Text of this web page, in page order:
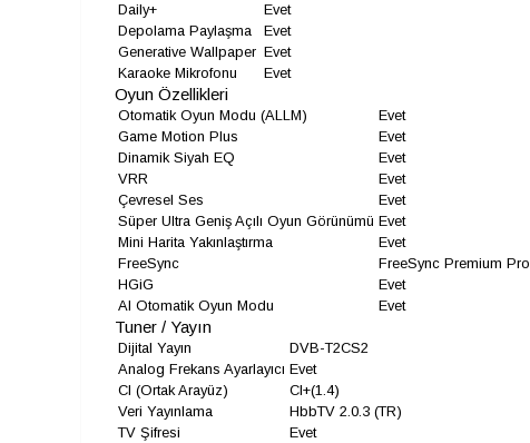
Daily+
Evet
Depolama Paylaşma
Evet
Generative Wallpaper Evet
Karaoke Mikrofonu
Evet
Oyun Özellikleri
Otomatik Oyun Modu (ALLM)
Evet
Game Motion Plus
Evet
Dinamik Siyah EQ
Evet
VRR
Evet
Çevresel Ses
Evet
Süper Ultra Geniş Açılı Oyun Görünümü Evet
Mini Harita Yakınlaştırma
Evet
FreeSync
FreeSync Premium Pro
HGiG
Evet
AI Otomatik Oyun Modu
Evet
Tuner / Yayın
Dijital Yayın
DVB-T2CS2
Analog Frekans Ayarlayıcı Evet
CI (Ortak Arayüz)
CI+(1.4)
Veri Yayınlama
HbbTV 2.0.3 (TR)
TV Şifresi
Evet